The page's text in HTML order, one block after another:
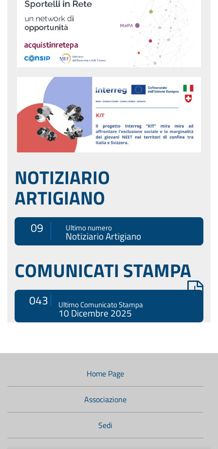
NOTIZIARIO
ARTIGIANO
09 Ultimo numero
Notiziario Artigiano
COMUNICATI STAMPA
043 Ultimo Comunicato Stampa
10 Dicembre 2025
Menù
Home Page
Associazione
Sedi